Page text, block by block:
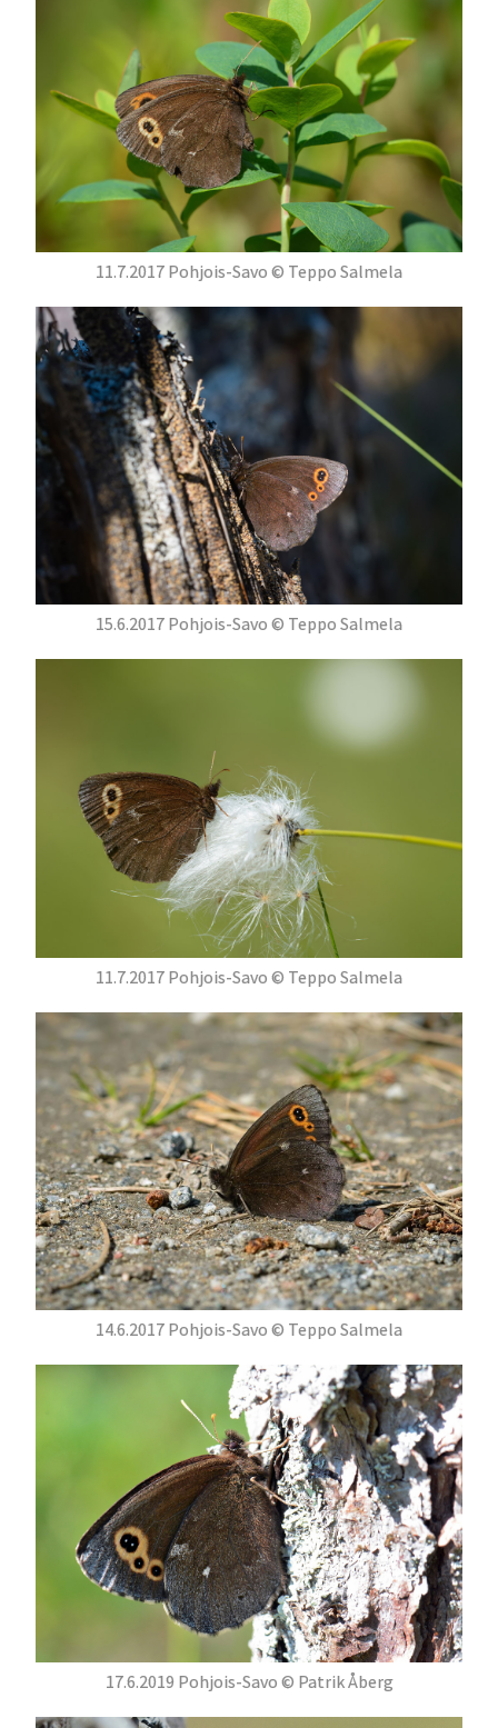
11.7.2017 Pohjois-Savo © Teppo Salmela
15.6.2017 Pohjois-Savo © Teppo Salmela
11.7.2017 Pohjois-Savo © Teppo Salmela
14.6.2017 Pohjois-Savo © Teppo Salmela
17.6.2019 Pohjois-Savo © Patrik Åberg